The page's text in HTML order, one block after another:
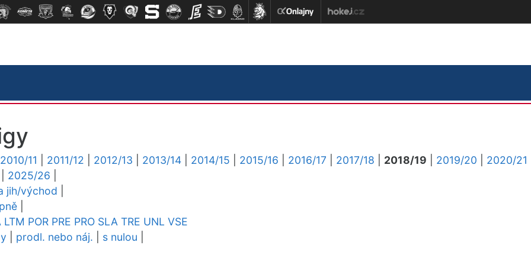
2010/11 2011/12 2012/13 2013/14 2014/15 2015/16 2016/17 2017/18 2018/19 2019/20
2020/21
2025/26
jih/východ
LTM POR PRE PRO SLA TRE UNL VSE
prodl. nebo náj. s nulou